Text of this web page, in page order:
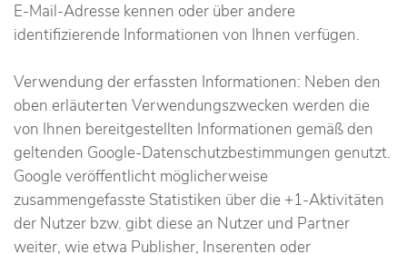
E-Mail-Adresse kennen oder über andere
identifizierende Informationen von Ihnen verfügen.
Verwendung der erfassten Informationen: Neben den
oben erläuterten Verwendungszwecken werden die
von Ihnen bereitgestellten Informationen gemäß den
geltenden Google-Datenschutzbestimmungen genutzt.
Google veröffentlicht möglicherweise
zusammengefasste Statistiken über die +1-Aktivitäten
der Nutzer bzw. gibt diese an Nutzer und Partner
weiter, wie etwa Publisher, Inserenten oder